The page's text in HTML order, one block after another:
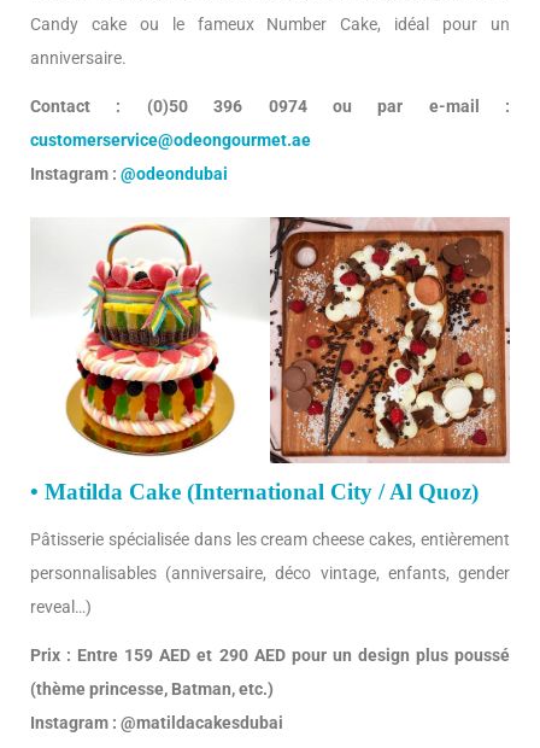
Candy cake ou le fameux Number Cake, idéal pour un
anniversaire.
Contact : (0)50 396 0974 ou par e-mail :
customerservice@odeongourmet.ae
Instagram : @odeondubai
• Matilda Cake (International City / Al Quoz)
Pâtisserie spécialisée dans les cream cheese cakes, entièrement
personnalisables (anniversaire, déco vintage, enfants, gender
reveal…)
Prix : Entre 159 AED et 290 AED pour un design plus poussé
(thème princesse, Batman, etc.)
Instagram : @matildacakesdubai